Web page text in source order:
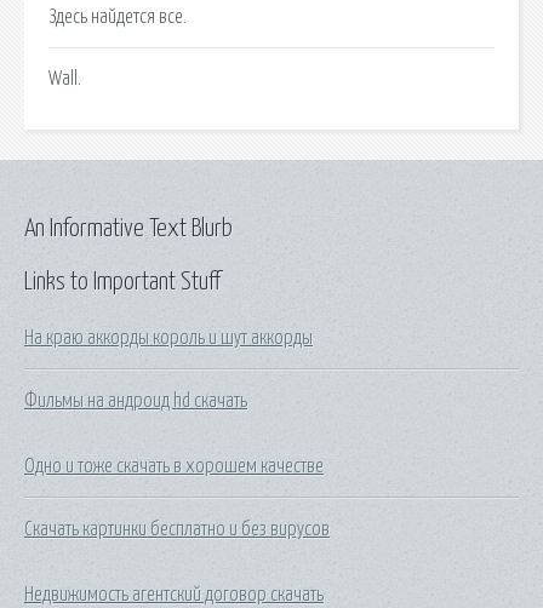
Здесь найдется все.
Wall.
Links to Important Stuff
На краю аккорды король и шут аккорды
Фильмы на андроид hd скачать
Одно и тоже скачать в хорошем качестве
Скачать картинки бесплатно и без вирусов
Недвижимость агентский договор скачать
An Informative Text Blurb